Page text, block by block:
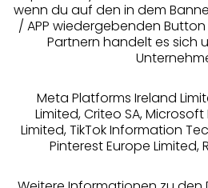
Über uns
Rechtliches
Alle Preise inkl. MwSt., zzgl.
Versandkosten
wenn du auf den in dem
/ APP wiedergebenden Button
Partnern handelt es sich
Meta Platforms Ireland
Limited, Criteo SA,
Limited, TikTok Information
Pinterest Europe Limited,